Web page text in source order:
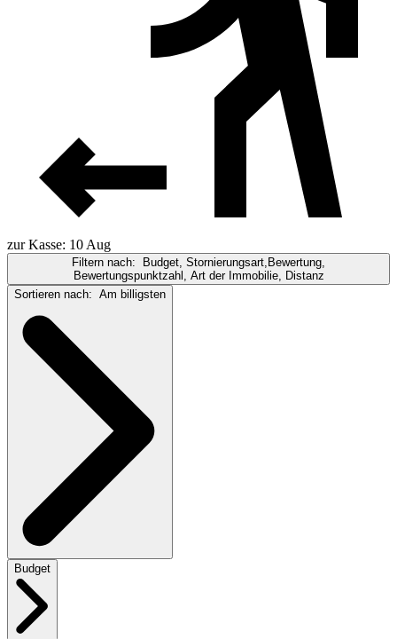
zur Kasse: 10 Aug
Filtern nach:
Budget, Stornierungsart,Bewertung,
Bewertungspunktzahl, Art der Immobilie, Distanz
Sortieren nach: Am billigsten
Budget